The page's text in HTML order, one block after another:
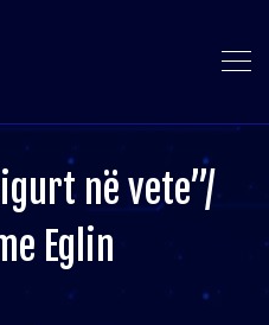
në vete”/
Eglin